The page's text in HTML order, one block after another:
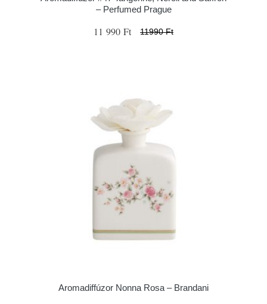
– Perfumed Prague
11 990 Ft 11990 Ft
Aromadiffúzor Nonna Rosa – Brandani